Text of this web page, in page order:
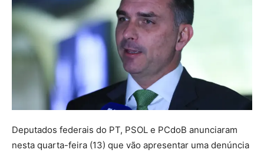
Deputados federais do PT, PSOL e PCdoB anunciaram
nesta quarta-feira (13) que vão apresentar uma denúncia